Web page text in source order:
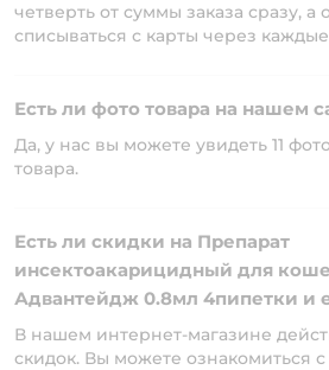
четверть от суммы заказа сразу, а
списываться с карты через
Есть ли фото товара на нашем
Да, у нас вы можете увидеть 11
товара.
Есть ли скидки на Препарат
инсектоакарицидный для
Адвантейдж 0.8мл 4пипетки и
В нашем интернет-магазине
скидок. Вы можете ознакомиться